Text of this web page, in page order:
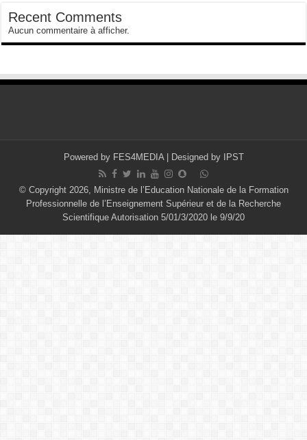
Recent Comments
Aucun commentaire à afficher.
Powered by FES4MEDIA| Designed by IPST
© Copyright 2026, Ministre de l’Education Nationale de la Formation
Professionnelle de l’Enseignement Supérieur et de la Recherche
Scientifique Autorisation 5/01/3/2020 le 9/9/20